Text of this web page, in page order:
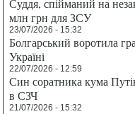
Суддя, спійманий на
млн грн для ЗСУ
23/07/2026 - 15:32
Болгарський воротила
Україні
22/07/2026 - 12:59
Син соратника кума
в СЗЧ
21/07/2026 - 15:32